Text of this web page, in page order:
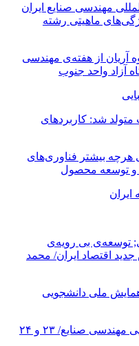
مهندسی صنایع ایران
ماهیتی رشته
آریان از هفته‌ی مهندسی
آزاد واحد جنوب
شد: کاربردهای
هرچه بیشتر فناوری‌های
و توسعه محصول
توسعه‌ی بی رویه‌ی
اقتصاد ایران/ محمد
همایش ملی دانشجویی
پانزدهمین همایش ملی دانشجویی مهندسی صنایع/ ۲۳ و ۲۴